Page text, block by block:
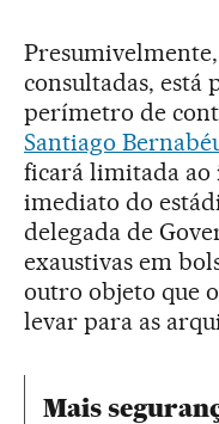
consultadas, está
perímetro de
Santiago
ficará limitada
imediato do
delegada de
exaustivas em
outro objeto que
levar para as
Mais